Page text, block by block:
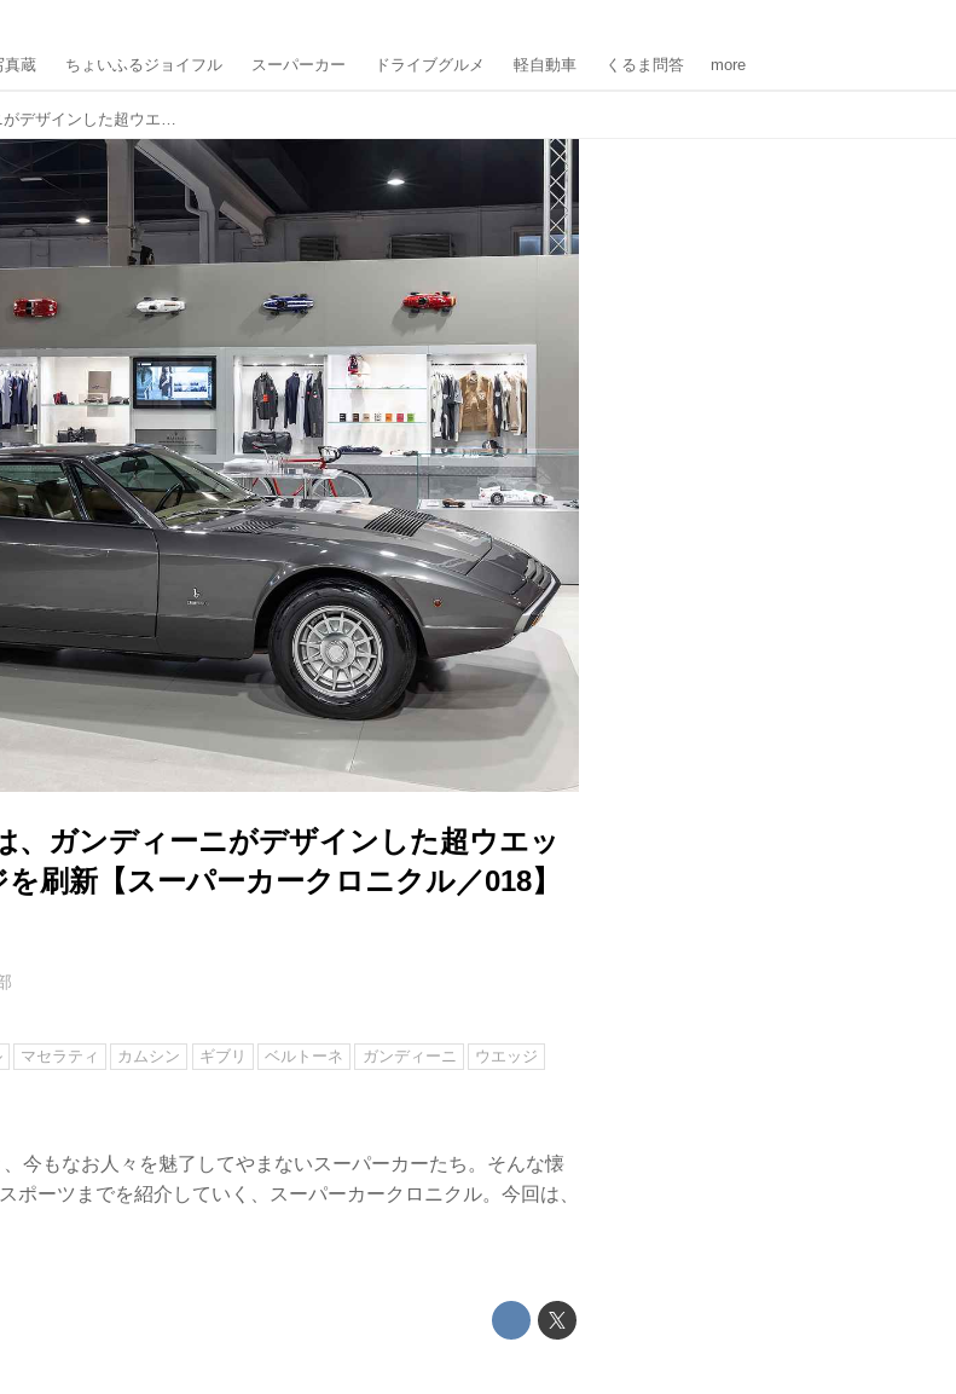
真蔵 ちょいふるジョイフル スーパーカー ドライブグルメ 軽自動車 くるま問答 more
マセラティ カムシンは、ガンディーニがデザインした超ウエッジシェイプでイメージを刷新【スーパーカークロニクル／018】
、ガンディーニがデザインした超ウエッ
刷新【スーパーカークロニクル／018】
マセラティ カムシン ギブリ ベルトーネ ガンディーニ
ウエッジ
今もなお人々を魅了してやまないスーパーカーたち。そんな懐
ポーツまでを紹介していく、スーパーカークロニクル。今回は、